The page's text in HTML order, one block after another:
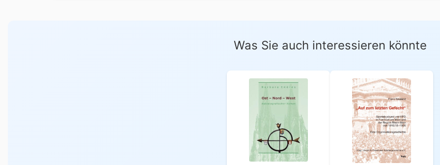
Was Sie auch interessieren könnte